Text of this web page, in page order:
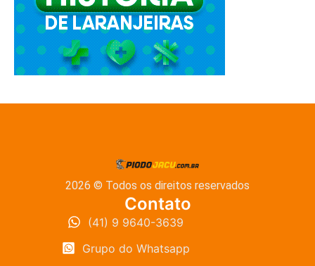
2026 © Todos os direitos reservados
Contato
(41) 9 9640-3639
Grupo do Whatsapp